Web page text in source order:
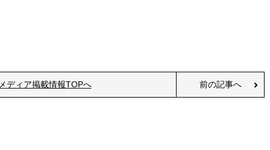
メディア掲載情報TOPへ 前の記事へ